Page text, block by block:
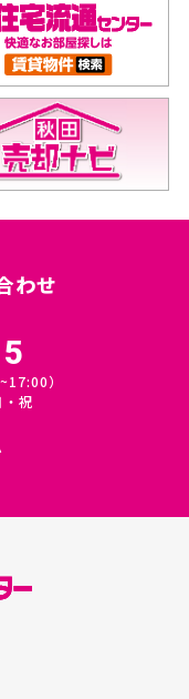
わせ
）
・祝